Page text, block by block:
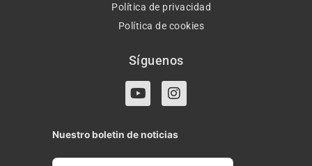
Política de privacidad
Política de cookies
Síguenos
Y
o
t
u
b
I
n
t
a
g
Nuestro boletin de noticias